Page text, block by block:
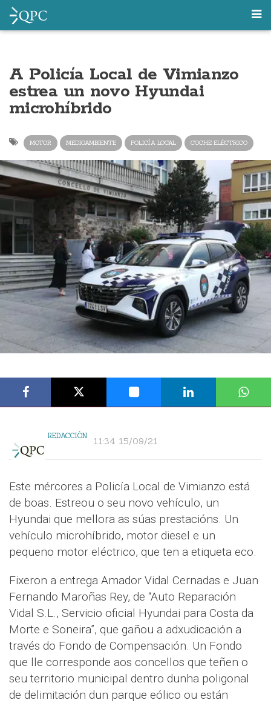
A Policía Local de Vimianzo
estrea un novo Hyundai
microhíbrido
MOTOR MEDIOAMBIENTE POLICÍA LOCAL COCHE ELÉCTRICO
REDACCIÓN 11:34 15/09/21
Este mércores a Policía Local de Vimianzo está
de boas. Estreou o seu novo vehículo, un
Hyundai que mellora as súas prestacións. Un
vehículo microhíbrido, motor diesel e un
pequeno motor eléctrico, que ten a etiqueta eco.
Fixeron a entrega Amador Vidal Cernadas e Juan
Fernando Maroñas Rey, de “Auto Reparación
Vidal S.L., Servicio oficial Hyundai para Costa da
Morte e Soneira”, que gañou a adxudicación a
través do Fondo de Compensación. Un Fondo
que lle corresponde aos concellos que teñen o
seu territorio municipal dentro dunha poligonal
de delimitación dun parque eólico ou están